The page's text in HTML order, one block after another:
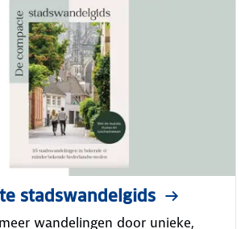
stadswandelgids
wandelingen door unieke,